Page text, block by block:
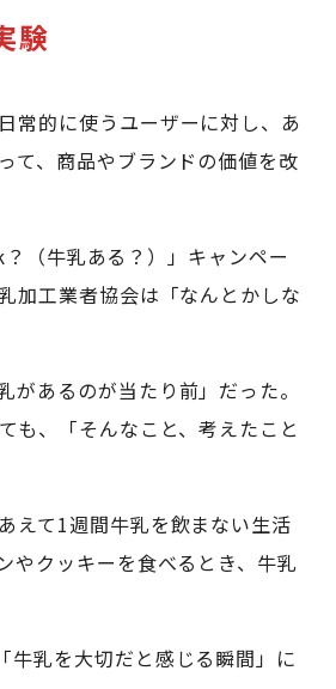
験
常的に使うユーザーに対し、あ
て、商品やブランドの価値を改
（牛乳ある？）」キャンペー
加工業者協会は「なんとかしな
あるのが当たり前」だった。
も、「そんなこと、考えたこと
えて1週間牛乳を飲まない生活
やクッキーを食べるとき、牛乳
牛乳を大切だと感じる瞬間」に